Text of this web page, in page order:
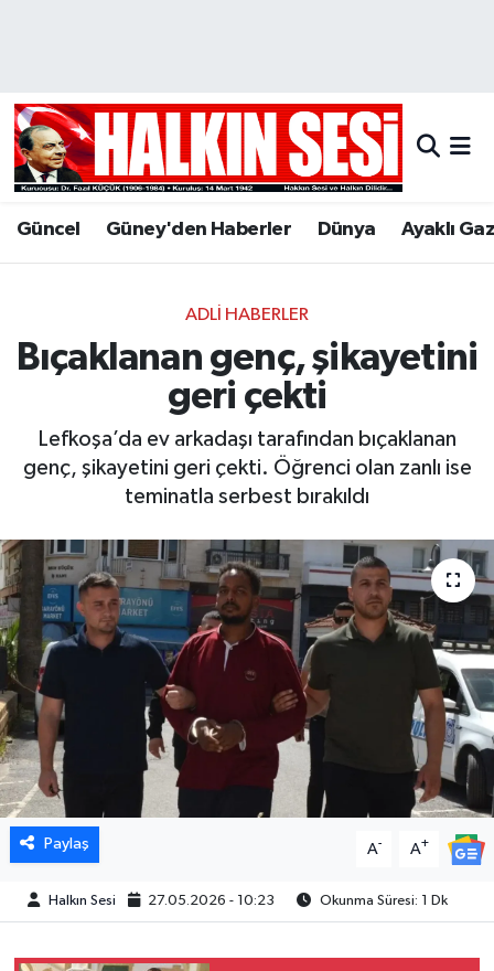
Güncel Güney'den Haberler Dünya Ayaklı
ADLI HABERLER
Bıçaklanan genç, şikayetini
geri çekti
Lefkoşa’da ev arkadaşı tarafından bıçaklanan
genç, şikayetini geri çekti. Öğrenci olan zanlı ise
teminatla serbest bırakıldı
Paylaş A- A+
Halkın Sesi 27.05.2026 - 10:23 Okunma Süresi: 1 Dk
Hava Durumu
Trafik Durumu
Tüm Manşetler
Son Dakika Haberleri